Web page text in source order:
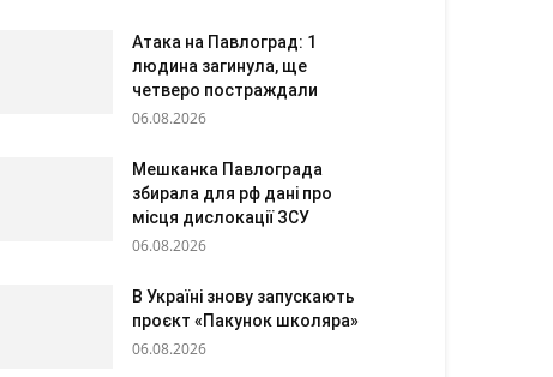
Атака на Павлоград: 1
людина загинула, ще
четверо постраждали
06.08.2026
Мешканка Павлограда
збирала для рф дані про
місця дислокації ЗСУ
06.08.2026
В Україні знову запускають
проєкт «Пакунок школяра»
06.08.2026